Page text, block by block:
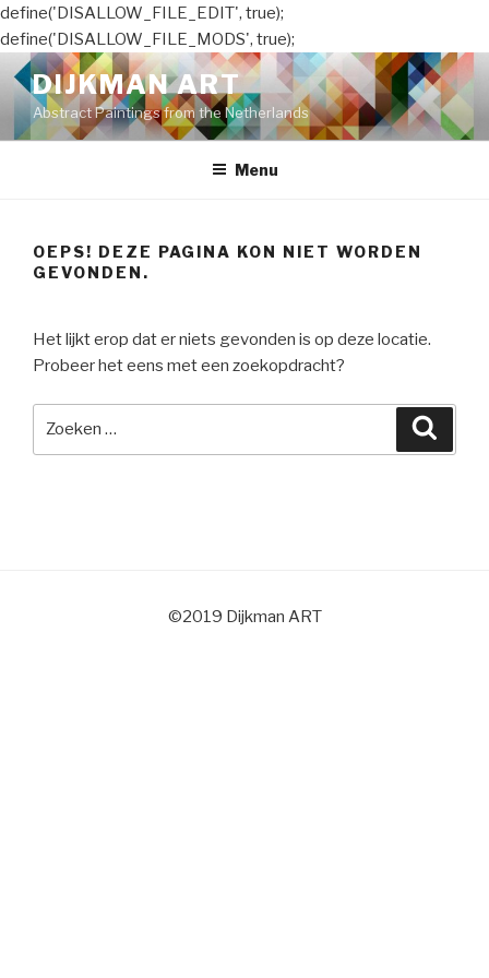
define('DISALLOW_FILE_EDIT', true);
define('DISALLOW_FILE_MODS', true);
Naar
de
inhoud
springen
DIJKMAN ART
Abstract Paintings from the Netherlands
Menu
OEPS! DEZE PAGINA KON NIET WORDEN
GEVONDEN.
Het lijkt erop dat er niets gevonden is op deze locatie.
Probeer het eens met een zoekopdracht?
©2019 Dijkman ART